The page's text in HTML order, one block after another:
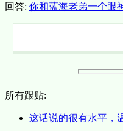
回答: 你和蓝海老弟一个眼
所有跟贴:
这话说的很有水平，